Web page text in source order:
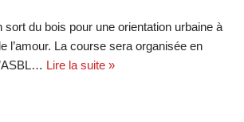
sort du bois pour une orientation urbaine à
l’amour. La course sera organisée en
Lire la suite »